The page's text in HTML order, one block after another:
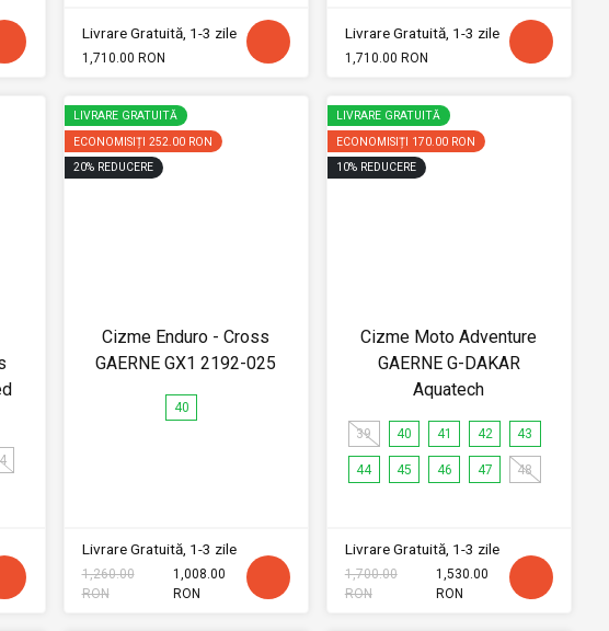
Livrare Gratuită, 1-3 zile
1,710.00 RON
Livrare Gratuită, 1-3 zile
1,710.00 RON
LIVRARE GRATUITĂ
ECONOMISIȚI 252.00 RON
20% REDUCERE
Cizme Enduro - Cross
GAERNE GX1 2192-025
40
Livrare Gratuită, 1-3 zile
1,260.00
RON
1,008.00
RON
LIVRARE GRATUITĂ
ECONOMISIȚI 170.00 RON
10% REDUCERE
Cizme Moto Adventure
GAERNE G-DAKAR
Aquatech
39 40 41 42 43
44 45 46 47 48
Livrare Gratuită, 1-3 zile
1,700.00
RON
1,530.00
RON